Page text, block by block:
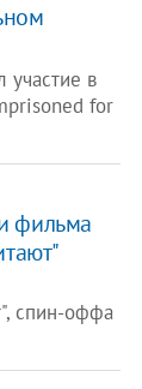
в
for
фильма
спин-оффа